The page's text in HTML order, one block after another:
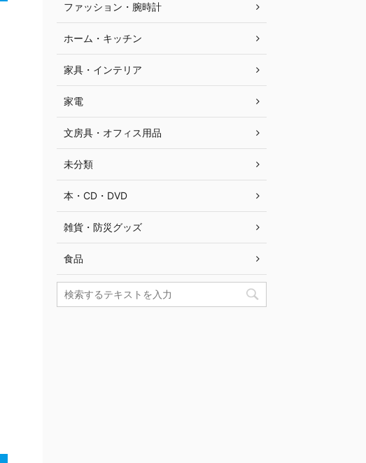
ファッション・腕時計
ホーム・キッチン
家具・インテリア
家電
文房具・オフィス用品
未分類
本・CD・DVD
雑貨・防災グッズ
食品